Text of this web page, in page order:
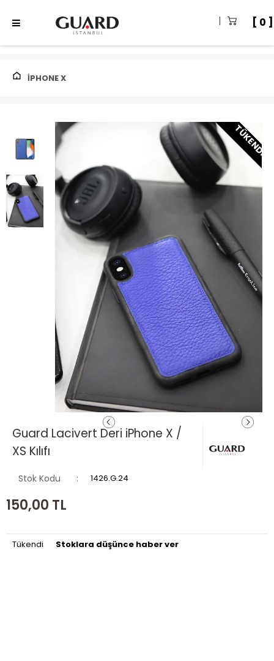
0
IPHONE X
TÜKENDI
Guard Lacivert Deri iPhone X /
XS Kılıfı
Stok Kodu 1426.G.24
150,00 TL
Tükendi Stoklara düşünce haber ver